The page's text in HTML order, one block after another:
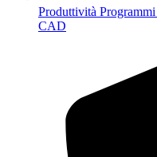
Produttività
CAD